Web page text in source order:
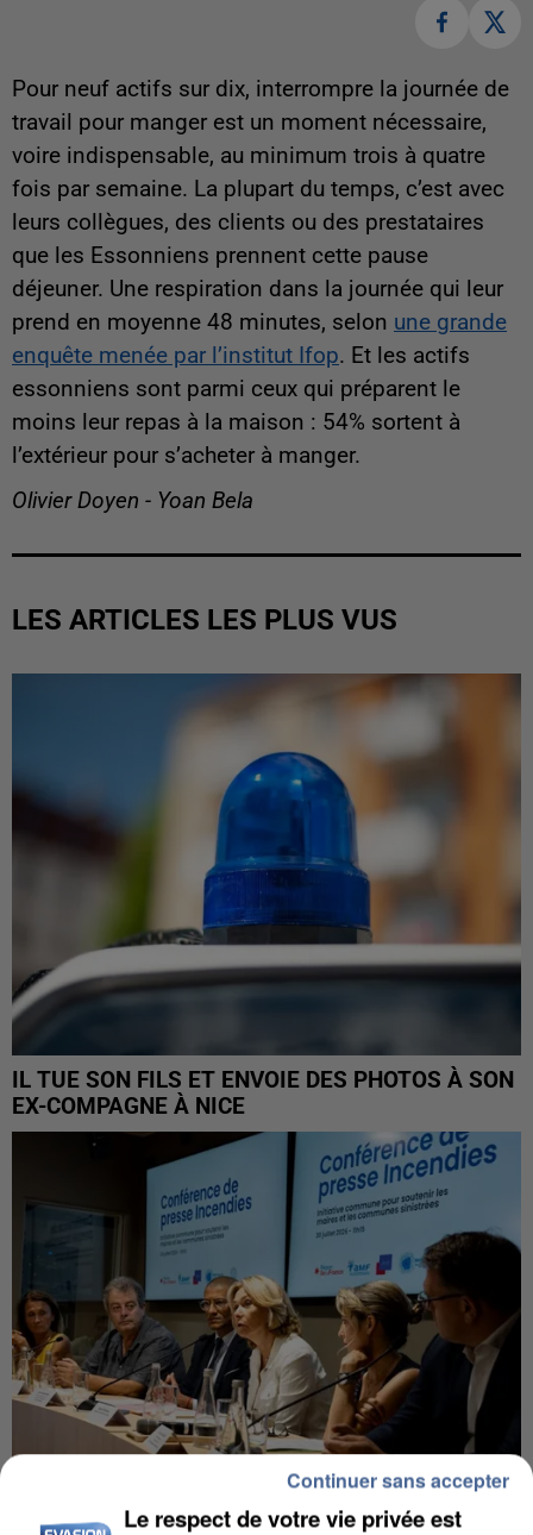
Pour neuf actifs sur dix, interrompre la journée de
travail pour manger est un moment nécessaire,
voire indispensable, au minimum trois à quatre
fois par semaine. La plupart du temps, c’est avec
leurs collègues, des clients ou des prestataires
que les Essonniens prennent cette pause
déjeuner. Une respiration dans la journée qui leur
prend en moyenne 48 minutes, selon une grande
enquête menée par l’institut Ifop. Et les actifs
essonniens sont parmi ceux qui préparent le
moins leur repas à la maison : 54% sortent à
l’extérieur pour s’acheter à manger.
Olivier Doyen - Yoan Bela
LES ARTICLES LES PLUS VUS
IL TUE SON FILS ET ENVOIE DES PHOTOS À SON
EX-COMPAGNE À NICE
Le respect de votre vie privée est
Continuer sans accepter